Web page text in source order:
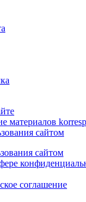
материалов
сайтом
сайтом
соглашение